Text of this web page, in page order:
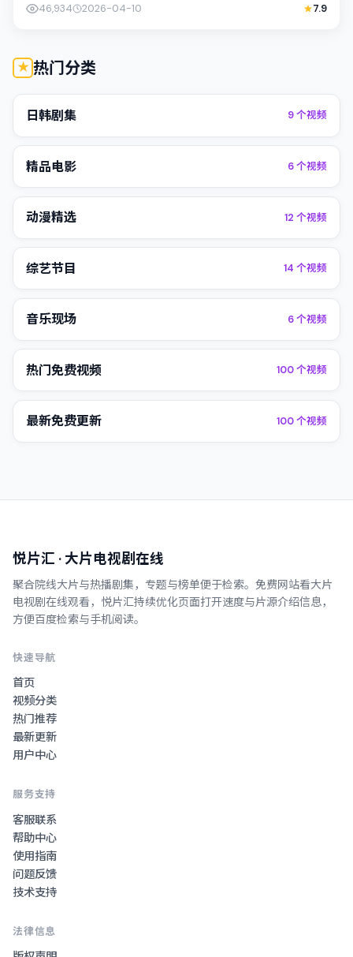
46,934 2026-04-10 7.9
热门分类
日韩剧集 9个视频
精品电影 6个视频
动漫精选 12 个视频
综艺节目 14 个视频
音乐现场 6个视频
热门免费视频 100个视频
最新免费更新 100个视频
悦片汇 · 大片电视剧在线
聚合院线大片与热播剧集，专题与榜单便于检索。 免费网站看大片
电视剧在线观看 ， 悦片汇持续优化页面打开速度与片源介绍信息，
方便百度检索与手机阅读。
快速导航
首页
视频分类
热门推荐
最新更新
用户中心
服务支持
客服联系
帮助中心
使用指南
问题反馈
技术支持
法律信息